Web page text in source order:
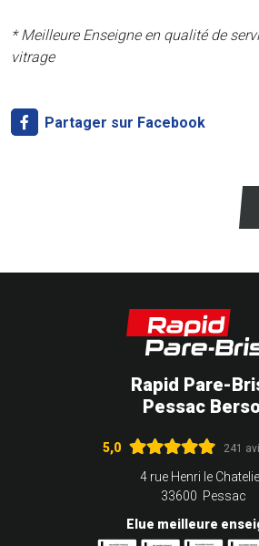
* Meilleure Enseigne en qualité de
vitrage
Partager sur Facebook
Rapid Pare-
Pessac
5,0 241
4 rue Henri le
33600 Pessac
Elue meilleure